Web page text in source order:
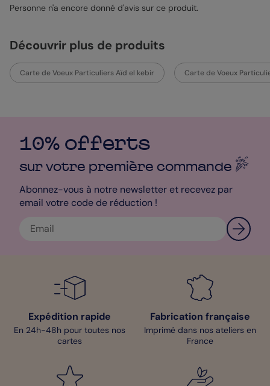
Personne n'a encore donné d'avis sur ce produit.
Découvrir plus de produits
Carte de Voeux Particuliers Aïd el kebir Carte de Voeux
10% offerts
sur votre première commande
Abonnez-vous à notre newsletter et recevez par
email votre code de réduction !
Expédition rapide
En 24h-48h pour toutes nos
cartes
Fabrication française
Imprimé dans nos ateliers en
France